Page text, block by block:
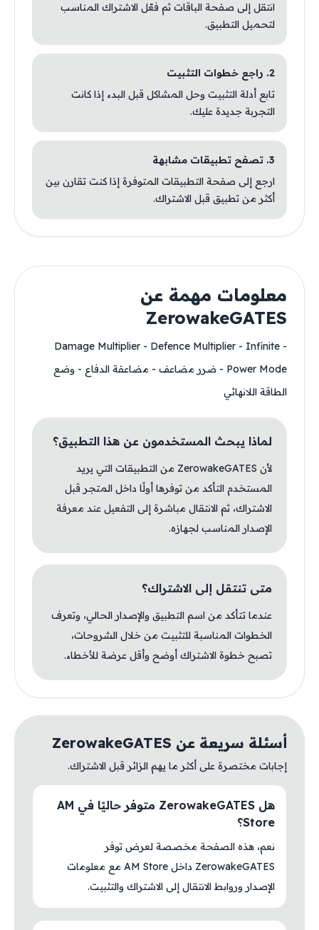
انتقل إلى صفحة الباقات ثم فعّل الاشتراك المناسب
لتحميل التطبيق.
2. راجع خطوات التثبيت
تابع أدلة التثبيت وحل المشاكل قبل البدء إذا كانت
التجربة جديدة عليك.
3. تصفح تطبيقات مشابهة
ارجع إلى صفحة التطبيقات المتوفرة إذا كنت تقارن بين
أكثر من تطبيق قبل الاشتراك.
معلومات مهمة عن
ZerowakeGATES
- Damage Multiplier - Defence Multiplier - Infinite
Power Mode - ضرر مضاعف - مضاعفة الدفاع - وضع
الطاقة اللانهائي
لماذا يبحث المستخدمون عن هذا التطبيق؟
لأن ZerowakeGATES من التطبيقات التي يريد
المستخدم التأكد من توفرها أولًا داخل المتجر قبل
الاشتراك، ثم الانتقال مباشرة إلى التفعيل عند معرفة
الإصدار المناسب لجهازه.
متى تنتقل إلى الاشتراك؟
عندما تتأكد من اسم التطبيق والإصدار الحالي، وتعرف
الخطوات المناسبة للتثبيت من خلال الشروحات،
تصبح خطوة الاشتراك أوضح وأقل عرضة للأخطاء.
أسئلة سريعة عن ZerowakeGATES
إجابات مختصرة على أكثر ما يهم الزائر قبل الاشتراك.
هل ZerowakeGATES متوفر حاليًا في AM
Store؟
نعم، هذه الصفحة مخصصة لعرض توفر
ZerowakeGATES داخل AM Store مع معلومات
الإصدار وروابط الانتقال إلى الاشتراك والتثبيت.